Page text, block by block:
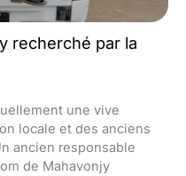
recherché par la
une vive
locale et des anciens
ancien responsable
de Mahavonjy